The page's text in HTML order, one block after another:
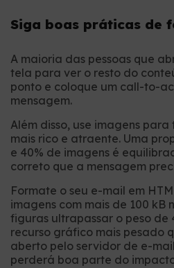
Siga boas práticas de
A maioria das pessoas que
tela para ver o resto do
ponto e coloque um call-to-
mensagem.
Além disso, use imagens
mais rico e atraente. Uma
e 40% de imagens é
correto que a mensagem
Formate o seu e-mail em
imagens com mais de 100 kB
figuras ultrapassar o peso de
recurso gráfico mais pesado
aberto pelo servidor de e-
perderá boa parte do